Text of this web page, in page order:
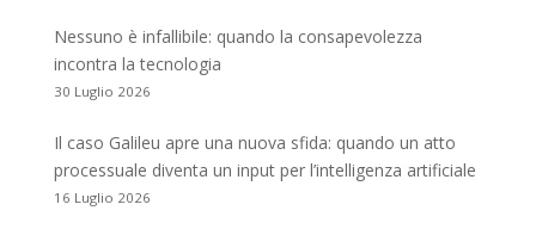
Nessuno è infallibile: quando la consapevolezza
incontra la tecnologia
30 Luglio 2026
Il caso Galileu apre una nuova sfida: quando un atto
processuale diventa un input per l’intelligenza artificiale
16 Luglio 2026